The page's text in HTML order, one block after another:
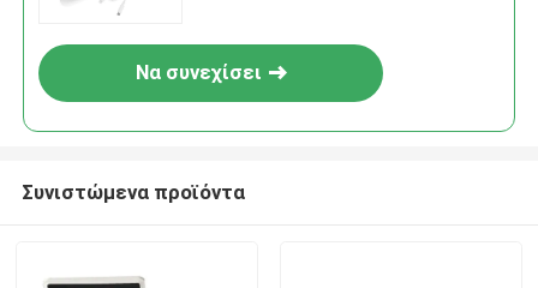
Να συνεχίσει
Συνιστώμενα προϊόντα